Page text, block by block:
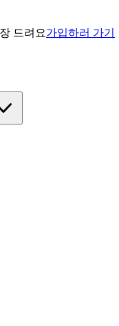
드려요가입하러 가기